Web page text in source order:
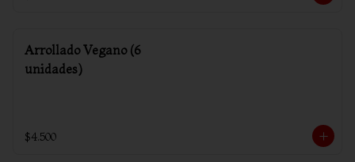
Arrollado Vegano (6
unidades)
$4.500